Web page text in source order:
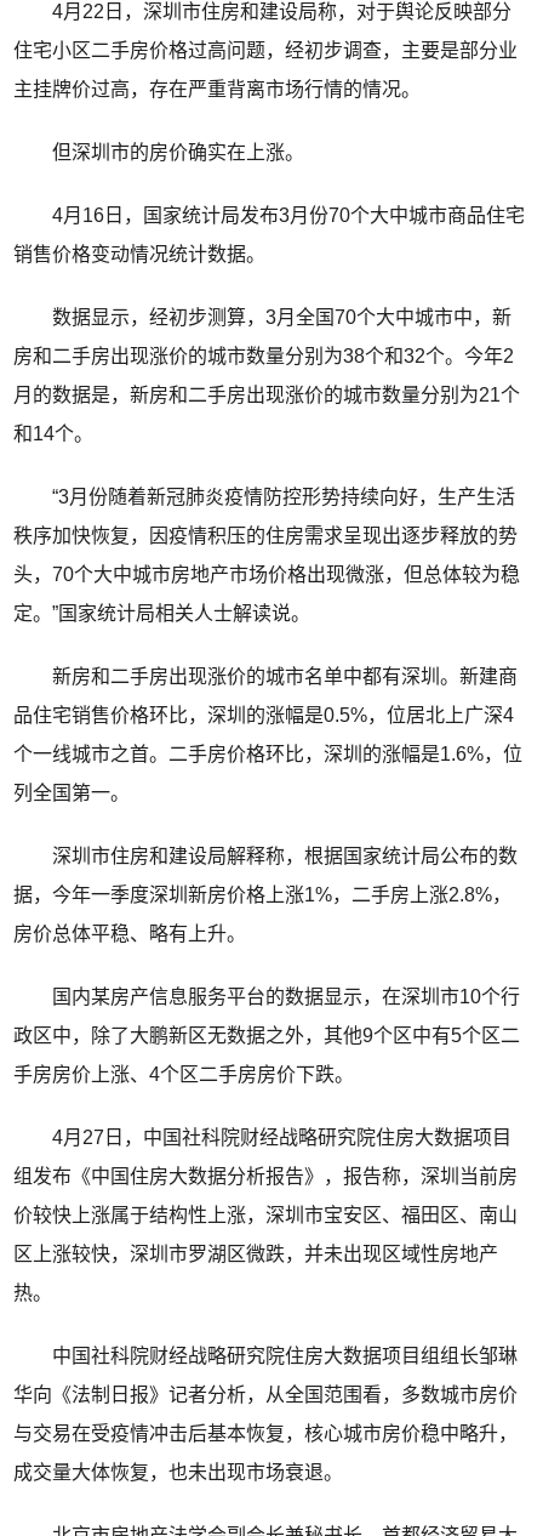
4月22日，深圳市住房和建设局称，对于舆论反映部分
住宅小区二手房价格过高问题，经初步调查，主要是部分业
主挂牌价过高，存在严重背离市场行情的情况。
但深圳市的房价确实在上涨。
4月16日，国家统计局发布3月份70个大中城市商品住宅
销售价格变动情况统计数据。
数据显示，经初步测算，3月全国70个大中城市中，新
房和二手房出现涨价的城市数量分别为38个和32个。今年2
月的数据是，新房和二手房出现涨价的城市数量分别为21个
和14个。
“3月份随着新冠肺炎疫情防控形势持续向好，生产生活
秩序加快恢复，因疫情积压的住房需求呈现出逐步释放的势
头，70个大中城市房地产市场价格出现微涨，但总体较为稳
定。”国家统计局相关人士解读说。
新房和二手房出现涨价的城市名单中都有深圳。新建商
品住宅销售价格环比，深圳的涨幅是0.5%，位居北上广深4
个一线城市之首。二手房价格环比，深圳的涨幅是1.6%，位
列全国第一。
深圳市住房和建设局解释称，根据国家统计局公布的数
据，今年一季度深圳新房价格上涨1%，二手房上涨2.8%，
房价总体平稳、略有上升。
国内某房产信息服务平台的数据显示，在深圳市10个行
政区中，除了大鹏新区无数据之外，其他9个区中有5个区二
手房房价上涨、4个区二手房房价下跌。
4月27日，中国社科院财经战略研究院住房大数据项目
组发布《中国住房大数据分析报告》，报告称，深圳当前房
价较快上涨属于结构性上涨，深圳市宝安区、福田区、南山
区上涨较快，深圳市罗湖区微跌，并未出现区域性房地产
热。
中国社科院财经战略研究院住房大数据项目组组长邹琳
华向《法制日报》记者分析，从全国范围看，多数城市房价
与交易在受疫情冲击后基本恢复，核心城市房价稳中略升，
成交量大体恢复，也未出现市场衰退。